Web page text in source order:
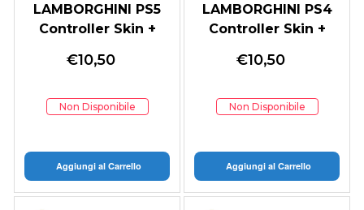
LAMBORGHINI PS5
Controller Skin +
€10,50
Non Disponibile
Aggiungi al Carrello
LAMBORGHINI PS4
Controller Skin +
€10,50
Non Disponibile
Aggiungi al Carrello